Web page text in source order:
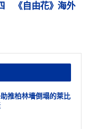
《自由花》海外
推柏林墻倒塌的萊比